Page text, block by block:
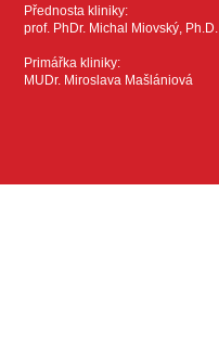
Přednosta kliniky:
prof. PhDr. Michal Miovský, Ph.D.
Primářka kliniky:
MUDr. Miroslava Mašlániová